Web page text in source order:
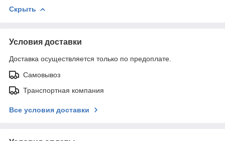
Скрыть
Условия доставки
Доставка осуществляется только по предоплате.
Самовывоз
Транспортная компания
Все условия доставки